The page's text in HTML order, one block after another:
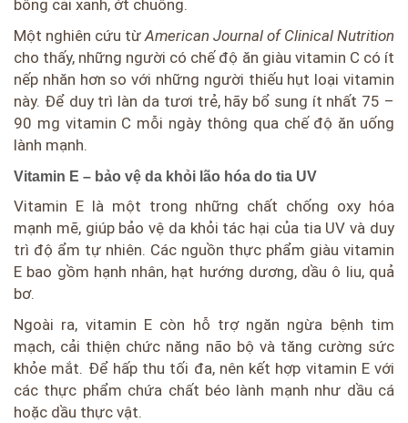
bông cải xanh, ớt chuông.
Một nghiên cứu từAmerican Journal of Clinical Nutrition
cho thấy, những người có chế độ ăn giàu vitamin C có ít
nếp nhăn hơn so với những người thiếu hụt loại vitamin
này. Để duy trì làn da tươi trẻ, hãy bổ sung ít nhất 75 –
90 mg vitamin C mỗi ngày thông qua chế độ ăn uống
lành mạnh.
Vitamin E – bảo vệ da khỏi lão hóa do tia UV
Vitamin E là một trong những chất chống oxy hóa
mạnh mẽ, giúp bảo vệ da khỏi tác hại của tia UV và duy
trì độ ẩm tự nhiên. Các nguồn thực phẩm giàu vitamin
E bao gồm hạnh nhân, hạt hướng dương, dầu ô liu, quả
bơ.
Ngoài ra, vitamin E còn hỗ trợ ngăn ngừa bệnh tim
mạch, cải thiện chức năng não bộ và tăng cường sức
khỏe mắt. Để hấp thu tối đa, nên kết hợp vitamin E với
các thực phẩm chứa chất béo lành mạnh như dầu cá
hoặc dầu thực vật.